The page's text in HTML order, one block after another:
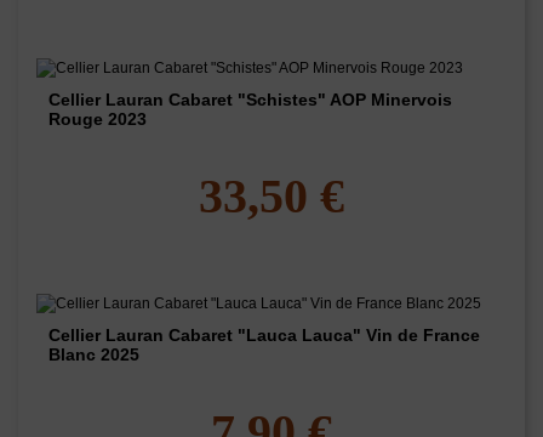
Cellier Lauran Cabaret "Schistes" AOP Minervois
Rouge 2023
33,50 €
Cellier Lauran Cabaret "Lauca Lauca" Vin de France
Blanc 2025